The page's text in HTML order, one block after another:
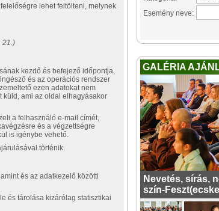
lehet feltölteni, melynek
21.)
kezdő és befejező időpontja,
és az operációs rendszer
ezen adatokat nem
küld, ami az oldal elhagyásakor
a felhasználó e-mail címét,
és a végzettségre
is igénybe vehető.
történik.
és az adatkezelő közötti
és tárolása kizárólag statisztikai
Esemény neve:
GALÉRIA
Nevetés, sírás,
szín-